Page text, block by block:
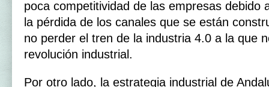
poca competitividad de las empresas debido
la pérdida de los canales que se están
no perder el tren de la industria 4.0 a la que
revolución industrial.
Por otro lado, la estrategia industrial de